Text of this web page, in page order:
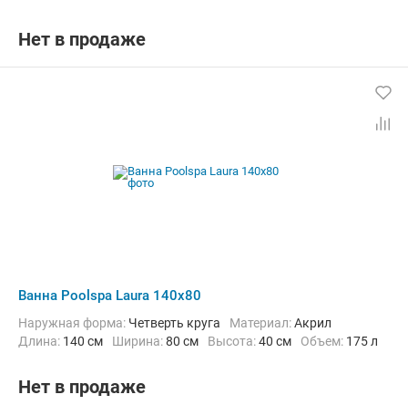
Нет в продаже
Ванна Poolspa Laura 140x80
Наружная форма: Четверть круга Материал:Акрил
Длина: 140 см Ширина:80 см Высота:40 см Объем: 175 л
Нет в продаже